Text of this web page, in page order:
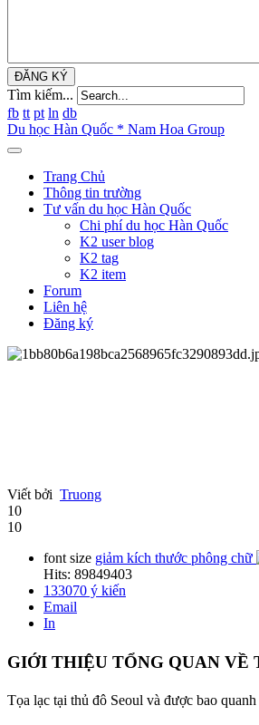
ĐĂNG KÝ
Tìm kiếm...
fb tt pt ln db
Du học Hàn Quốc * Nam Hoa Group
Trang Chủ
Thông tin trường
Tư vấn du học Hàn Quốc
Chi phí du học Hàn Quốc
K2 user blog
K2 tag
K2 item
Forum
Liên hệ
Đăng ký
Viết bởi Truong
10
10
font size giảm kích thước phông chữ
Hits: 89849403
133070 ý kiến
Email
In
GIỚI THIỆU TỔNG QUAN
Tọa lạc tại thủ đô Seoul và được bao